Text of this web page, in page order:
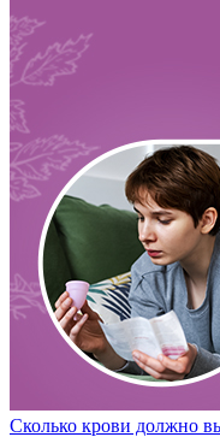
Сколько крови должно